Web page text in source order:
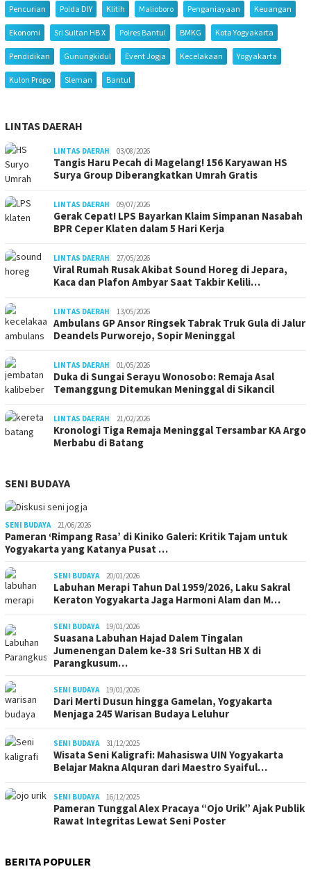
Pencurian Polda DIY Klitih Malioboro Penganiayaan Keuangan
Ekonomi Sri Sultan HB X Polres Bantul BMKG Kota Yogyakarta
Pendidikan Gunungkidul Event Jogja Kecelakaan Yogyakarta
Kulon Progo Sleman Bantul
LINTAS DAERAH
LINTAS DAERAH 03/08/2026
Tangis Haru Pecah di Magelang! 156 Karyawan HS
Surya Group Diberangkatkan Umrah Gratis
LINTAS DAERAH 09/07/2026
Gerak Cepat! LPS Bayarkan Klaim Simpanan Nasabah
BPR Ceper Klaten dalam 5 Hari Kerja
LINTAS DAERAH 27/05/2026
Viral Rumah Rusak Akibat Sound Horeg di Jepara,
Kaca dan Plafon Ambyar Saat Takbir Kelili…
LINTAS DAERAH 13/05/2026
Ambulans GP Ansor Ringsek Tabrak Truk Gula di Jalur
Deandels Purworejo, Sopir Meninggal
LINTAS DAERAH 01/05/2026
Duka di Sungai Serayu Wonosobo: Remaja Asal
Temanggung Ditemukan Meninggal di Sikancil
LINTAS DAERAH 21/02/2026
Kronologi Tiga Remaja Meninggal Tersambar KA Argo
Merbabu di Batang
SENI BUDAYA
SENI BUDAYA 21/06/2026
Pameran ‘Rimpang Rasa’ di Kiniko Galeri: Kritik Tajam untuk
Yogyakarta yang Katanya Pusat …
SENI BUDAYA 20/01/2026
Labuhan Merapi Tahun Dal 1959/2026, Laku Sakral
Keraton Yogyakarta Jaga Harmoni Alam dan M…
SENI BUDAYA 19/01/2026
Suasana Labuhan Hajad Dalem Tingalan
Jumenengan Dalem ke-38 Sri Sultan HB X di
Parangkusum…
SENI BUDAYA 19/01/2026
Dari Merti Dusun hingga Gamelan, Yogyakarta
Menjaga 245 Warisan Budaya Leluhur
SENI BUDAYA 31/12/2025
Wisata Seni Kaligrafi: Mahasiswa UIN Yogyakarta
Belajar Makna Alquran dari Maestro Syaiful…
SENI BUDAYA 16/12/2025
Pameran Tunggal Alex Pracaya “Ojo Urik” Ajak Publik
Rawat Integritas Lewat Seni Poster
BERITA POPULER